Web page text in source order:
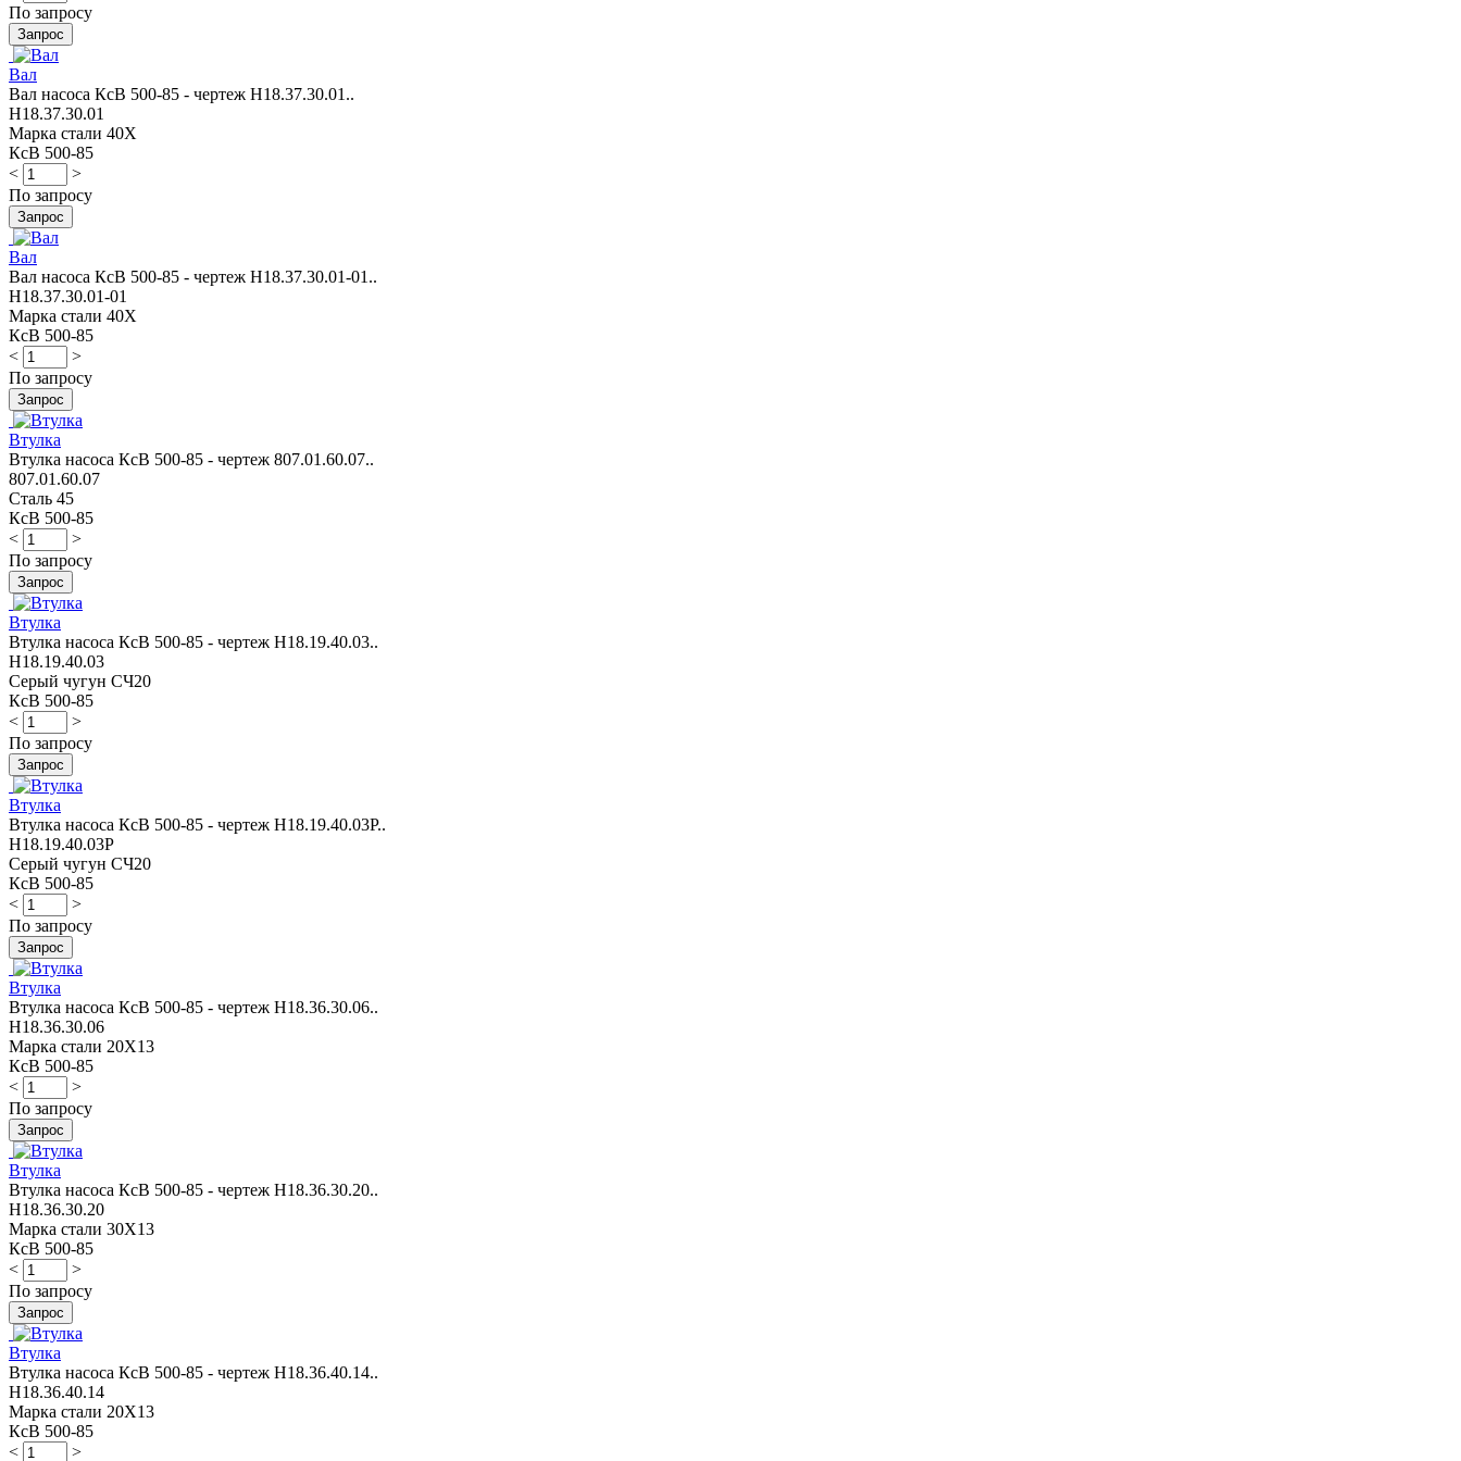
По запросу
Вал
Вал насоса КсВ 500-85 - чертеж Н18.37.30.01..
Н18.37.30.01
Марка стали 40Х
КсВ 500-85
<
>
По запросу
Вал
Вал насоса КсВ 500-85 - чертеж Н18.37.30.01-01..
Н18.37.30.01-01
Марка стали 40Х
КсВ 500-85
<
>
По запросу
Втулка
Втулка насоса КсВ 500-85 - чертеж 807.01.60.07..
807.01.60.07
Сталь 45
КсВ 500-85
<
>
По запросу
Втулка
Втулка насоса КсВ 500-85 - чертеж Н18.19.40.03..
Н18.19.40.03
Серый чугун СЧ20
КсВ 500-85
<
>
По запросу
Втулка
Втулка насоса КсВ 500-85 - чертеж Н18.19.40.03Р..
Н18.19.40.03Р
Серый чугун СЧ20
КсВ 500-85
<
>
По запросу
Втулка
Втулка насоса КсВ 500-85 - чертеж Н18.36.30.06..
Н18.36.30.06
Марка стали 20Х13
КсВ 500-85
<
>
По запросу
Втулка
Втулка насоса КсВ 500-85 - чертеж Н18.36.30.20..
Н18.36.30.20
Марка стали 30Х13
КсВ 500-85
<
>
По запросу
Втулка
Втулка насоса КсВ 500-85 - чертеж Н18.36.40.14..
Н18.36.40.14
Марка стали 20Х13
КсВ 500-85
<
>